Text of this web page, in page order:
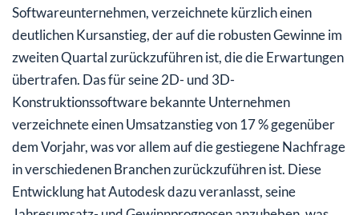
Ist die Aktie von Autodesk überbewertet oder
unterbewertet?
Was sollten Anleger für die Zukunft berücksichtigen?
Softwareunternehmen, verzeichnete kürzlich einen
deutlichen Kursanstieg, der auf die robusten Gewinne im
zweiten Quartal zurückzuführen ist, die die Erwartungen
übertrafen. Das für seine 2D- und 3D-
Konstruktionssoftware bekannte Unternehmen
verzeichnete einen Umsatzanstieg von 17 % gegenüber
dem Vorjahr, was vor allem auf die gestiegene Nachfrage
in verschiedenen Branchen zurückzuführen ist. Diese
Entwicklung hat Autodesk dazu veranlasst, seine